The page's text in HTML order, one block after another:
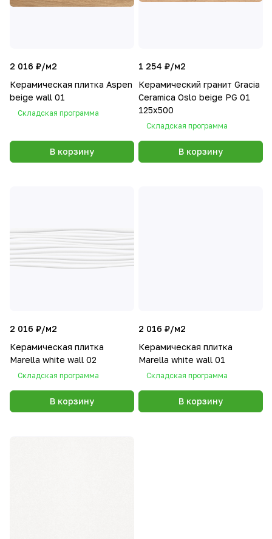
2 016 ₽/м2
Керамическая плитка Aspen
beige wall 01
Складская программа
В корзину
1 254 ₽/м2
Керамический гранит Gracia
Ceramica Oslo beige PG 01
125x500
Складская программа
В корзину
2 016 ₽/м2
Керамическая плитка
Marella white wall 02
Складская программа
В корзину
2 016 ₽/м2
Керамическая плитка
Marella white wall 01
Складская программа
В корзину